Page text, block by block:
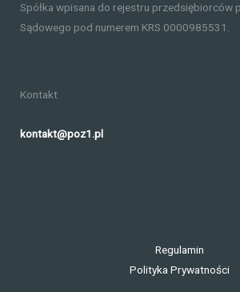
Spółka wpisana do rejestru przedsiębiorców
Sądowego pod numerem KRS 0000985531.
Kontakt
kontakt@poz1.pl
Regulamin
Polityka Prywatności